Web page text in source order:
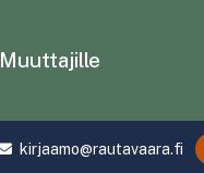
Muuttajille
kirjaamo@rautavaara.fi